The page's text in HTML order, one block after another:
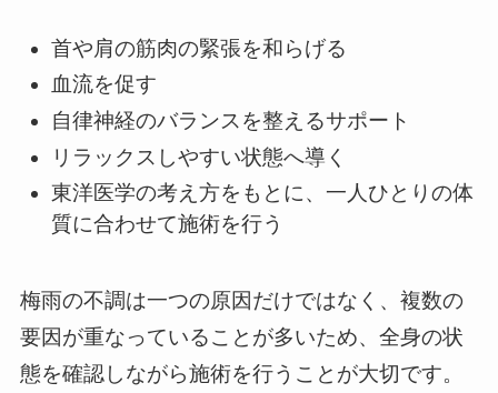
首や肩の筋肉の緊張を和らげる
血流を促す
自律神経のバランスを整えるサポート
リラックスしやすい状態へ導く
東洋医学の考え方をもとに、一人ひとりの体
質に合わせて施術を行う
梅雨の不調は一つの原因だけではなく、複数の
要因が重なっていることが多いため、全身の状
態を確認しながら施術を行うことが大切です。